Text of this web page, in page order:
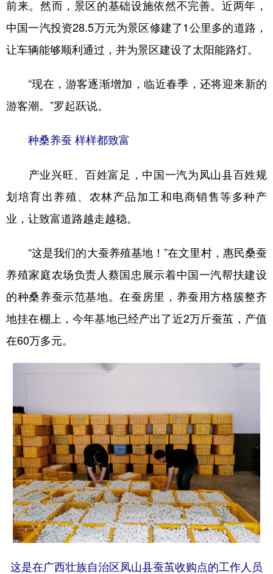
前来。然而，景区的基础设施依然不完善。近两年，
中国一汽投资28.5万元为景区修建了1公里多的道路，
让车辆能够顺利通过，并为景区建设了太阳能路灯。
“现在，游客逐渐增加，临近春季，还将迎来新的
游客潮。”罗起跃说。
种桑养蚕 样样都致富
产业兴旺、百姓富足，中国一汽为凤山县百姓规
划培育出养殖、农林产品加工和电商销售等多种产
业，让致富道路越走越稳。
“这是我们的大蚕养殖基地！”在文里村，惠民桑蚕
养殖家庭农场负责人蔡国忠展示着中国一汽帮扶建设
的种桑养蚕示范基地。在蚕房里，养蚕用方格簇整齐
地挂在棚上，今年基地已经产出了近2万斤蚕茧，产值
在60万多元。
这是在广西壮族自治区凤山县蚕茧收购点的工作人员